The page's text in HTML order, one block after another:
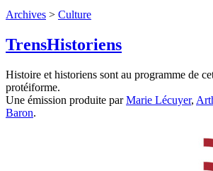
Archives > Culture
TrensHistoriens
Histoire et historiens sont au programme de
protéiforme.
Une émission produite parMarie Lécuyer,
Baron.